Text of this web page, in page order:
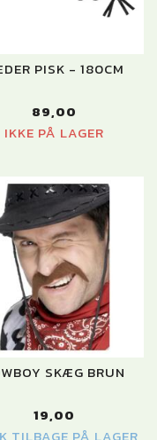
PISK - 180CM
89,00
IKKE PÅ LAGER
SKÆG BRUN
19,00
TILBAGE PÅ LAGER